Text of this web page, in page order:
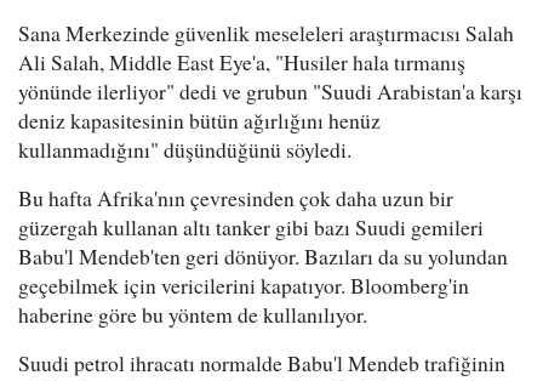
Sana Merkezinde güvenlik meseleleri araştırmacısı Salah
Ali Salah, Middle East Eye'a, "Husiler hala tırmanış
yönünde ilerliyor" dedi ve grubun "Suudi Arabistan'a karşı
deniz kapasitesinin bütün ağırlığını henüz
kullanmadığını" düşündüğünü söyledi.
Bu hafta Afrika'nın çevresinden çok daha uzun bir
güzergah kullanan altı tanker gibi bazı Suudi gemileri
Babu'l Mendeb'ten geri dönüyor. Bazıları da su yolundan
geçebilmek için vericilerini kapatıyor. Bloomberg'in
haberine göre bu yöntem de kullanılıyor.
Suudi petrol ihracatı normalde Babu'l Mendeb trafiğinin